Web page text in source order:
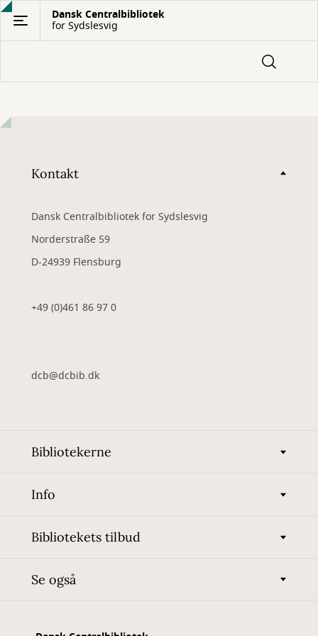
Gå
hovedindhold
Dansk Centralbibliotek
for Sydslesvig
Kontakt
Dansk Centralbibliotek for Sydslesvig
Norderstraße 59
D-24939 Flensburg
+49 (0)461 86 97 0
dcb@dcbib.dk
Bibliotekerne
Info
Bibliotekets tilbud
Se også